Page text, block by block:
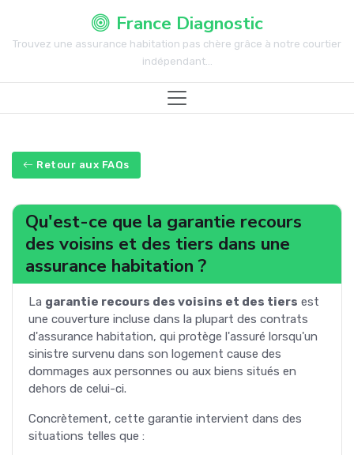
France Diagnostic
Trouvez une assurance habitation pas chère grâce à notre courtier
indépendant...
Retour aux FAQs
Qu'est-ce que la garantie recours
des voisins et des tiers dans une
assurance habitation ?
La garantie recours des voisins et des tiers est
une couverture incluse dans la plupart des contrats
d'assurance habitation, qui protège l'assuré lorsqu'un
sinistre survenu dans son logement cause des
dommages aux personnes ou aux biens situés en
dehors de celui-ci.
Concrètement, cette garantie intervient dans des
situations telles que :